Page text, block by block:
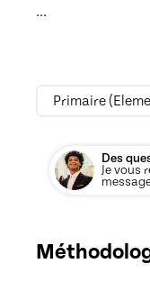
...
Primaire
Des
Je vous